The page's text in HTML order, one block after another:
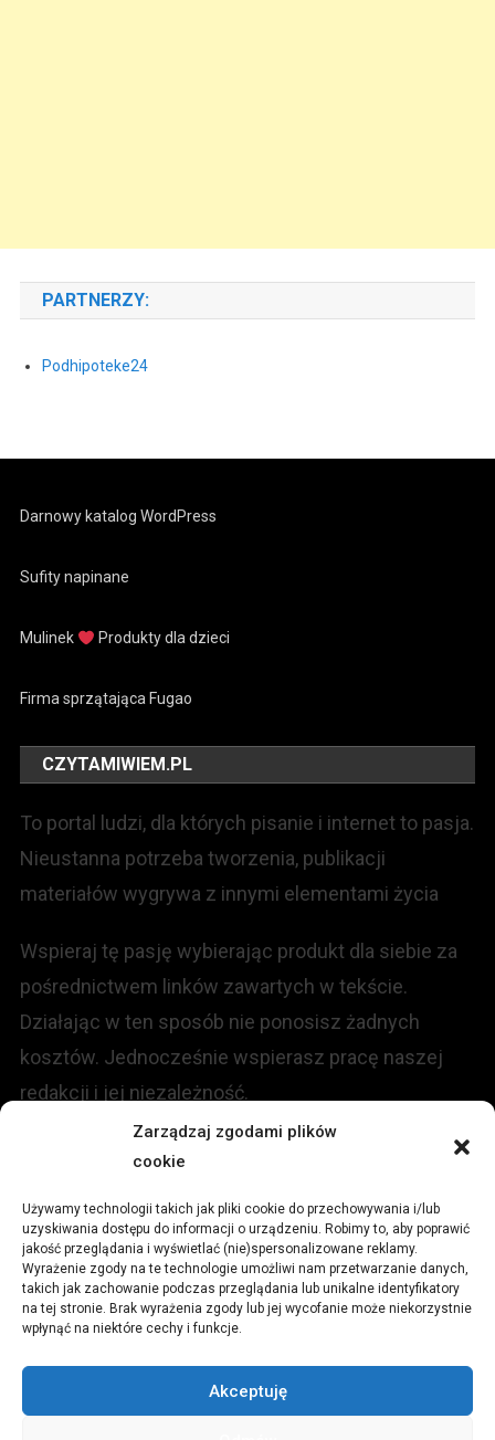
Zarządzaj zgodami plików
cookie
Używamy technologii takich jak pliki cookie do przechowywania i/lub
uzyskiwania dostępu do informacji o urządzeniu. Robimy to, aby poprawić
jakość przeglądania i wyświetlać (nie)spersonalizowane reklamy.
Wyrażenie zgody na te technologie umożliwi nam przetwarzanie danych,
takich jak zachowanie podczas przeglądania lub unikalne identyfikatory
na tej stronie. Brak wyrażenia zgody lub jej wycofanie może niekorzystnie
wpłynąć na niektóre cechy i funkcje.
Akceptuję
PARTNERZY:
Podhipoteke24
Darnowy katalog WordPress
Sufity napinane
Mulinek Produkty dla dzieci
Firma sprzątająca Fugao
CZYTAMIWIEM.PL
To portal ludzi, dla których pisanie i internet to pasja.
Nieustanna potrzeba tworzenia, publikacji
materiałów wygrywa z innymi elementami życia
Wspieraj tę pasję wybierając produkt dla siebie za
pośrednictwem linków zawartych w tekście.
Działając w ten sposób nie ponosisz żadnych
kosztów. Jednocześnie wspierasz pracę naszej
redakcji i jej niezależność.
Redakcja portalu:
ul.Stara 13, 42-600 Tarnowskie Góry
TEL:+48 509 547 822
redakcja@czytamiwiem.pl